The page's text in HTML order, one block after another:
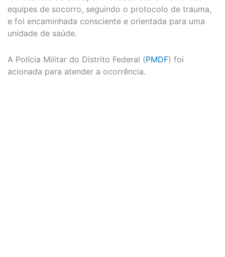
equipes de socorro, seguindo o protocolo de trauma,
e foi encaminhada consciente e orientada para uma
unidade de saúde.
A Polícia Militar do Distrito Federal (PMDF) foi
acionada para atender a ocorrência.